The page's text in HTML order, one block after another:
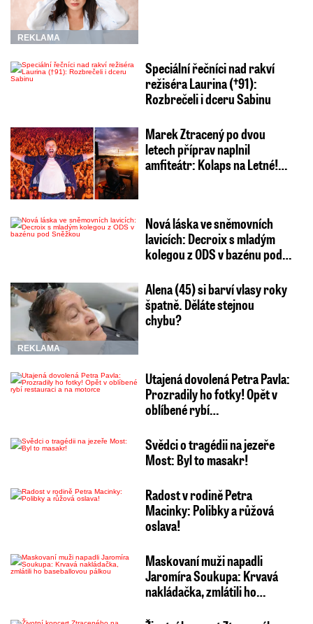
REKLAMA
Speciální řečníci nad rakví
režiséra Laurina (†91):
Rozbrečeli i dceru Sabinu
Marek Ztracený po dvou
letech příprav naplnil
amfiteátr: Kolaps na Letné!…
Nová láska ve sněmovních
lavicích: Decroix s mladým
kolegou z ODS v bazénu pod…
REKLAMA
Alena (45) si barví vlasy roky
špatně. Děláte stejnou
chybu?
Utajená dovolená Petra Pavla:
Prozradily ho fotky! Opět v
oblíbené rybí…
Svědci o tragédii na jezeře
Most: Byl to masakr!
Radost v rodině Petra
Macinky: Polibky a růžová
oslava!
Maskovaní muži napadli
Jaromíra Soukupa: Krvavá
nakládačka, zmlátili ho…